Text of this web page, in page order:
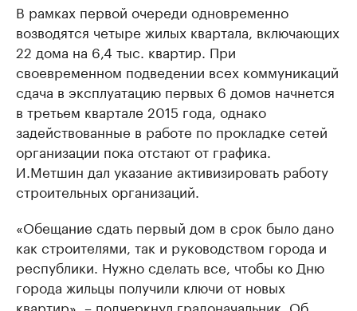
В рамках первой очереди одновременно
возводятся четыре жилых квартала, включающих
22 дома на 6,4 тыс. квартир. При
своевременном подведении всех коммуникаций
сдача в эксплуатацию первых 6 домов начнется
в третьем квартале 2015 года, однако
задействованные в работе по прокладке сетей
организации пока отстают от графика.
И.Метшин дал указание активизировать работу
строительных организаций.
«Обещание сдать первый дом в срок было дано
как строителями, так и руководством города и
республики. Нужно сделать все, чтобы ко Дню
города жильцы получили ключи от новых
квартир», – подчеркнул градоначальник. Об